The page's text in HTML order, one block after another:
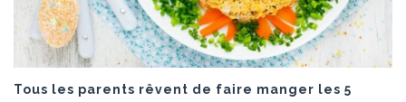
Tous les parents rêvent de faire manger les 5